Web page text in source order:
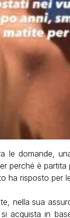
le domande,
perché è
ha risposto per
nella sua
acquista in